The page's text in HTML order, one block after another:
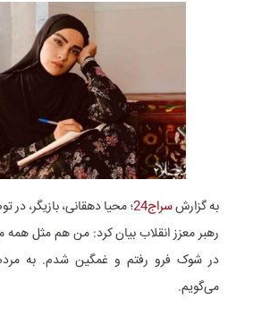
به گزارشسراج24
؛ محیا دهقانی، بازیگر،
رهبر معزز انقلاب بیان کرد: من هم مثل همه
در شوک فرو رفتم و غمگین شدم. به
می‌گویم.